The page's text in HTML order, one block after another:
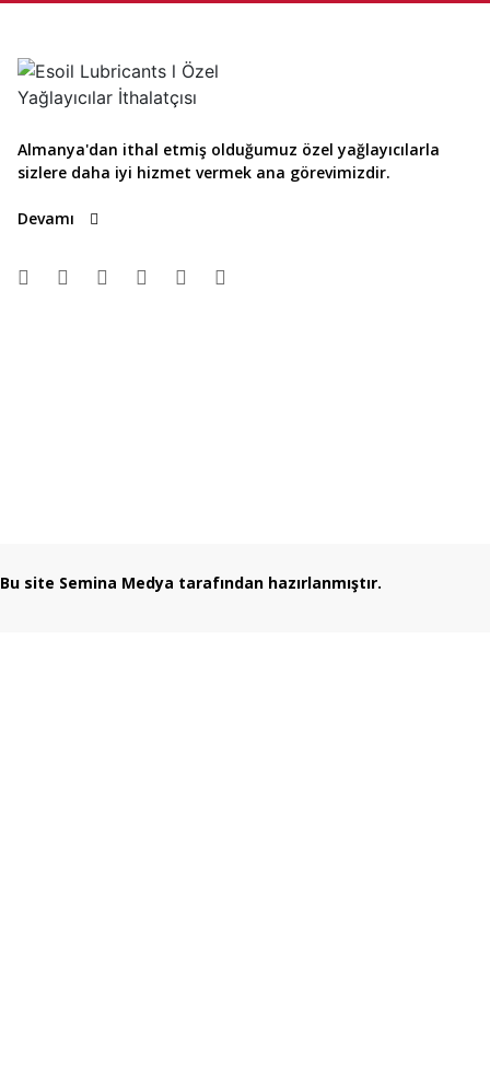
Almanya'dan ithal etmiş olduğumuz özel yağlayıcılarla
sizlere daha iyi hizmet vermek ana görevimizdir.
Devamı
Bu site Semina Medya tarafından hazırlanmıştır.